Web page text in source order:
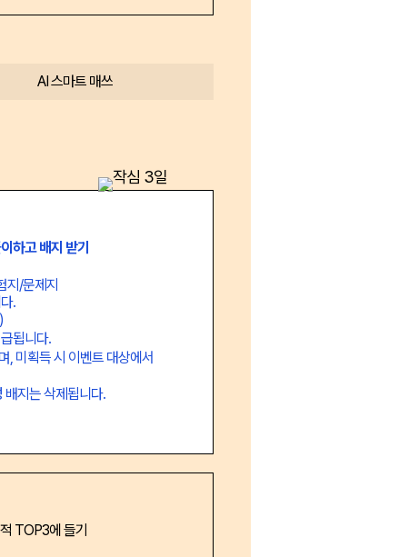
AI 스마트 매쓰
하고 배지 받기
지/문제지
.
됩니다.
, 미획득 시 이벤트 대상에서
배지는 삭제됩니다.
TOP3에 들기